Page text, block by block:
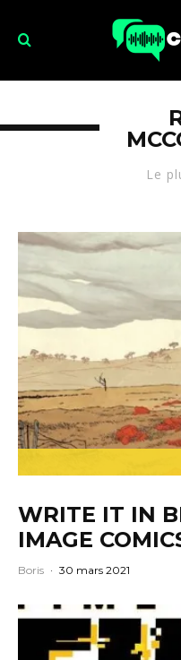
Le
WRITE IT IN
IMAGE
Boris · 30 mars 2021